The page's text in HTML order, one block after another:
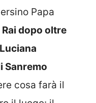
Papa
dopo oltre
Sanremo
cosa farà il